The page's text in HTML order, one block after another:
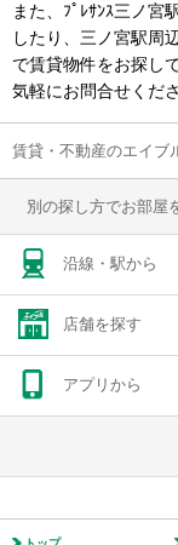
また、ﾌﾟﾚｻﾝｽ三ノ宮
したり、三ノ宮駅周
で賃貸物件をお探し
気軽にお問合せくださ
賃貸・不動産のエイブ
別の探し方でお部屋
沿線・駅から
店舗を探す
アプリから